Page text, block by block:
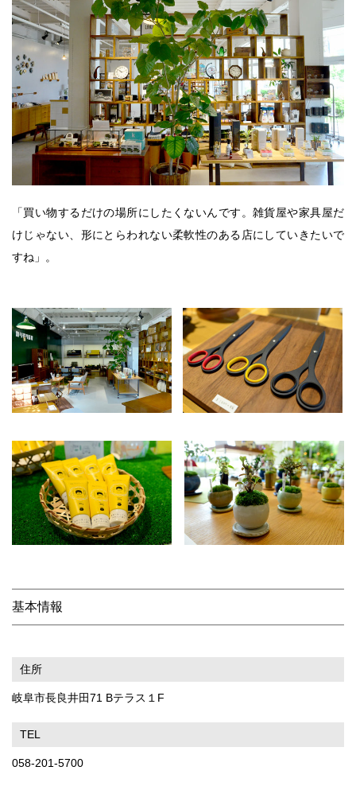
「買い物するだけの場所にしたくないんです。雑貨屋や家具屋だ
けじゃない、形にとらわれない柔軟性のある店にしていきたいで
すね」。
基本情報
住所
岐阜市長良井田71 Bテラス１F
TEL
058-201-5700